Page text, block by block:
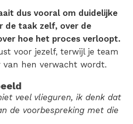
dus vooral om duidelijke
de taak zelf, over de
hoe het proces verloopt.
voor jezelf, terwijl je team
van hen verwacht wordt.
veel vlieguren, ik denk dat
de voorbespreking met die